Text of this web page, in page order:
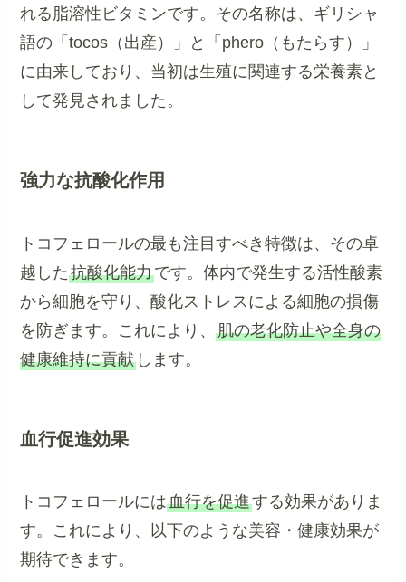
れる脂溶性ビタミンです。その名称は、ギリシャ
語の「tocos（出産）」と「phero（もたらす）」
に由来しており、当初は生殖に関連する栄養素と
して発見されました。
強力な抗酸化作用
トコフェロールの最も注目すべき特徴は、その卓
越した抗酸化能力です。体内で発生する活性酸素
から細胞を守り、酸化ストレスによる細胞の損傷
を防ぎます。これにより、肌の老化防止や全身の
健康維持に貢献 します。
血行促進効果
トコフェロールには血行を促進する効果がありま
す。これにより、以下のような美容・健康効果が
期待できます。